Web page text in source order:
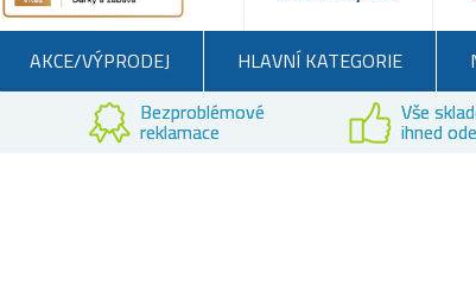
AKCE/VÝPRODEJ HLAVNÍ KATEGORIE
Bezproblémové
reklamace
Vše
ihned